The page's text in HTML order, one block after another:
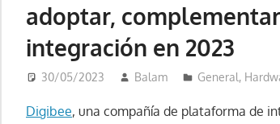
adoptar,
integración en 2023
30/05/2023 Balam General,
Digibee, una compañía de plataforma de